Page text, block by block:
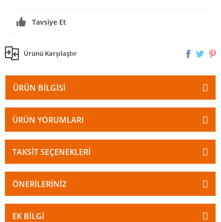
Tavsiye Et
Ürünü Karşılaştır
ÜRÜN BILGISI
ÜRÜN YORUMLARI
TAKSIT SEÇENEKLERI
ÖNERILERINIZ
EK BILGI